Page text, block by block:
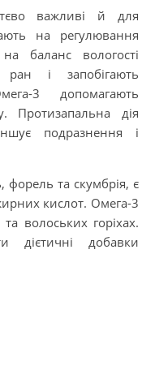
важливі й для
на регулювання
баланс вологості
і запобігають
3 допомагають
Протизапальна дія
подразнення і
та скумбрія, є
кислот. Омега-3
волоських горіхах.
добавки